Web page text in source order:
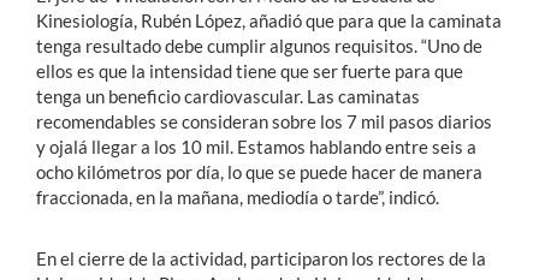
Kinesiología, Rubén López, añadió que para que la caminata
tenga resultado debe cumplir algunos requisitos. “Uno de
ellos es que la intensidad tiene que ser fuerte para que
tenga un beneficio cardiovascular. Las caminatas
recomendables se consideran sobre los 7 mil pasos diarios
y ojalá llegar a los 10 mil. Estamos hablando entre seis a
ocho kilómetros por día, lo que se puede hacer de manera
fraccionada, en la mañana, mediodía o tarde”, indicó.
En el cierre de la actividad, participaron los rectores de la